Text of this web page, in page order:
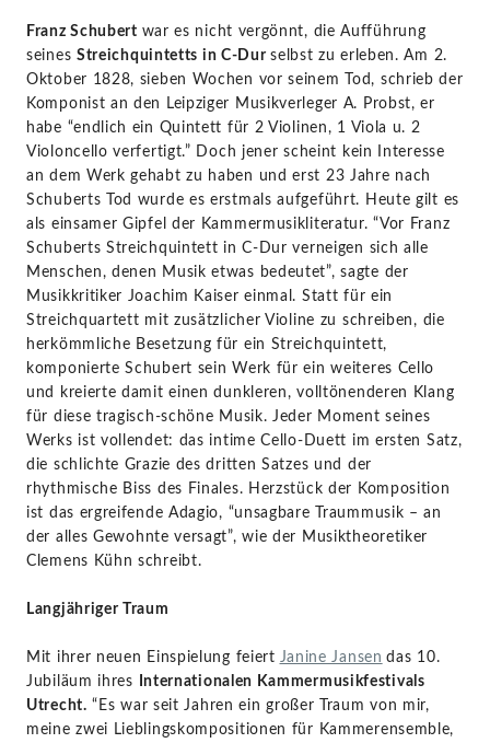
Franz Schubert war es nicht vergönnt, die Aufführung
seines Streichquintetts in C-Durselbst zu erleben. Am 2.
Oktober 1828, sieben Wochen vor seinem Tod, schrieb der
Komponist an den Leipziger Musikverleger A. Probst, er
habe “endlich ein Quintett für 2 Violinen, 1 Viola u. 2
Violoncello verfertigt.” Doch jener scheint kein Interesse
an dem Werk gehabt zu haben und erst 23 Jahre nach
Schuberts Tod wurde es erstmals aufgeführt. Heute gilt es
als einsamer Gipfel der Kammermusikliteratur. “Vor Franz
Schuberts Streichquintett in C-Dur verneigen sich alle
Menschen, denen Musik etwas bedeutet”, sagte der
Musikkritiker Joachim Kaiser einmal. Statt für ein
Streichquartett mit zusätzlicher Violine zu schreiben, die
herkömmliche Besetzung für ein Streichquintett,
komponierte Schubert sein Werk für ein weiteres Cello
und kreierte damit einen dunkleren, volltönenderen Klang
für diese tragisch-schöne Musik. Jeder Moment seines
Werks ist vollendet: das intime Cello-Duett im ersten Satz,
die schlichte Grazie des dritten Satzes und der
rhythmische Biss des Finales. Herzstück der Komposition
ist das ergreifende Adagio, “unsagbare Traummusik – an
der alles Gewohnte versagt”, wie der Musiktheoretiker
Clemens Kühn schreibt.
Langjähriger Traum
Mit ihrer neuen Einspielung feiert Janine Jansen das 10.
Jubiläum ihres
Internationalen Kammermusikfestivals
Utrecht. “Es war seit Jahren ein großer Traum von mir,
meine zwei Lieblingskompositionen für Kammerensemble,